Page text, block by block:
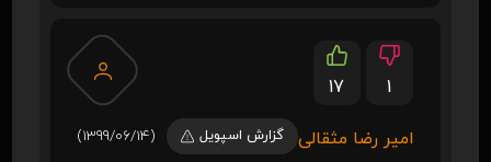
17 1
امیر رضا مثقالی گزارش اسپویل (1399/06/14)